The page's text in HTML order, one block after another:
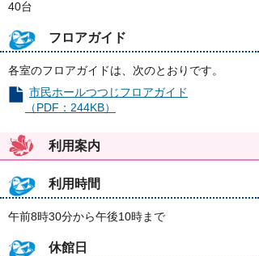
40台
フロアガイド
各室のフロアガイドは、次のとおりです。
市民ホールつつじフロアガイド
（PDF：244KB）
利用案内
利用時間
午前8時30分から午後10時まで
休館日